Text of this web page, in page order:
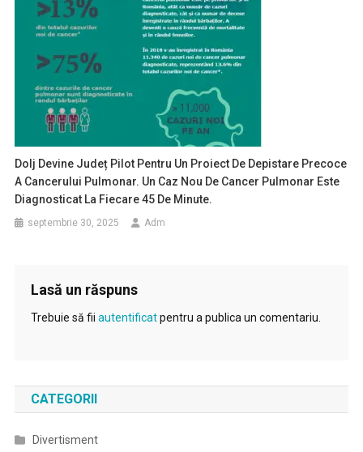
Dolj Devine Județ Pilot Pentru Un Proiect De Depistare Precoce
A Cancerului Pulmonar. Un Caz Nou De Cancer Pulmonar Este
Diagnosticat La Fiecare 45 De Minute.
septembrie 30, 2025 Adm
Lasă un răspuns
Trebuie să fii autentificatpentru a publica un comentariu.
CATEGORII
Divertisment